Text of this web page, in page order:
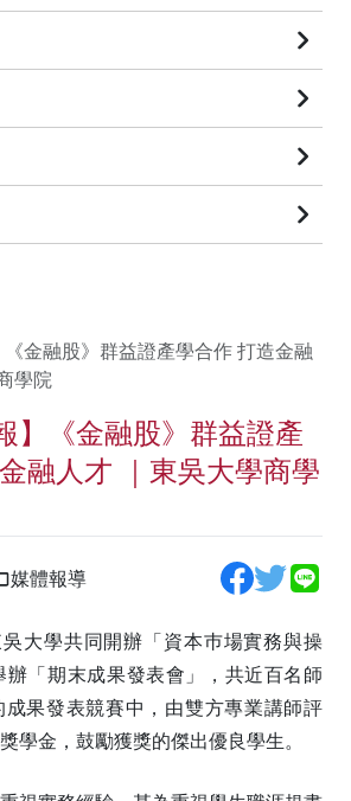
《金融股》群益證產學合作 打造金融
學院
】《金融股》群益證產
融人才 ｜東吳大學商學
媒體報導
大學共同開辦「資本巿場實務與操
「期末成果發表會」，共近百名師
果發表競賽中，由雙方專業講師評
學金，鼓勵獲獎的傑出優良學生。